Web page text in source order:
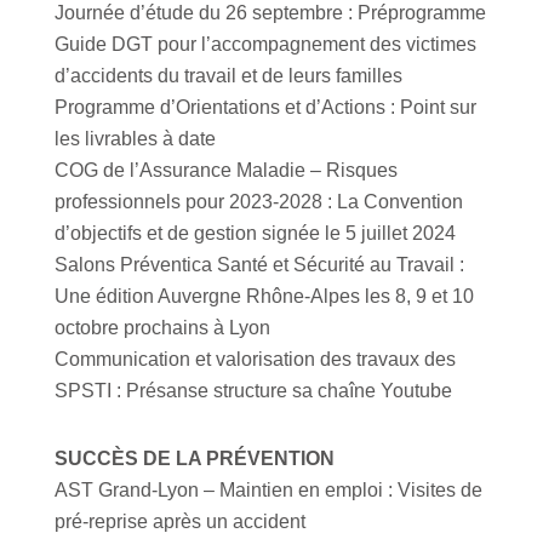
Journée d’étude du 26 septembre : Préprogramme
Guide DGT pour l’accompagnement des victimes
d’accidents du travail et de leurs familles
Programme d’Orientations et d’Actions : Point sur
les livrables à date
COG de l’Assurance Maladie – Risques
professionnels pour 2023-2028 : La Convention
d’objectifs et de gestion signée le 5 juillet 2024
Salons Préventica Santé et Sécurité au Travail :
Une édition Auvergne Rhône-Alpes les 8, 9 et 10
octobre prochains à Lyon
Communication et valorisation des travaux des
SPSTI : Présanse structure sa chaîne Youtube
SUCCÈS DE LA PRÉVENTION
AST Grand-Lyon – Maintien en emploi : Visites de
pré-reprise après un accident